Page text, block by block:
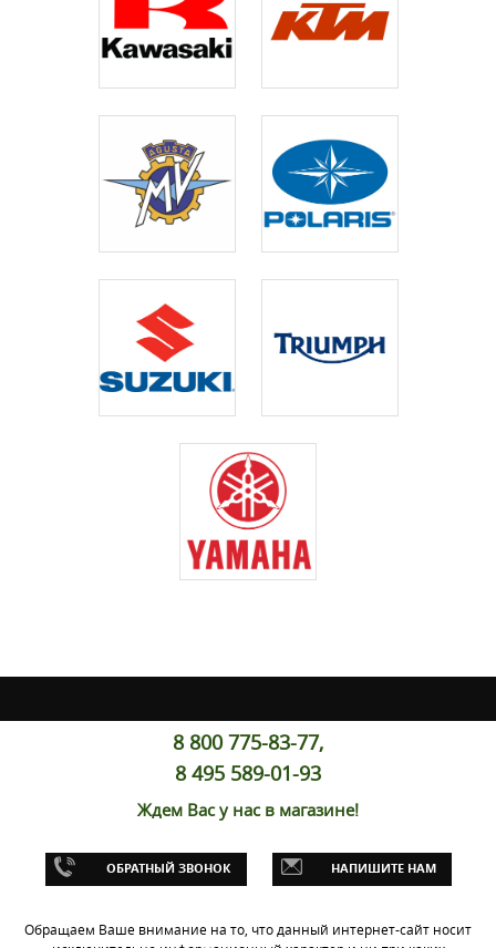
8 800 775-83-77,
8 495 589-01-93
Ждем Вас у нас в магазине!
ОБРАТНЫЙ ЗВОНОК НАПИШИТЕ НАМ
Обращаем Ваше внимание на то, что данный интернет-сайт носит